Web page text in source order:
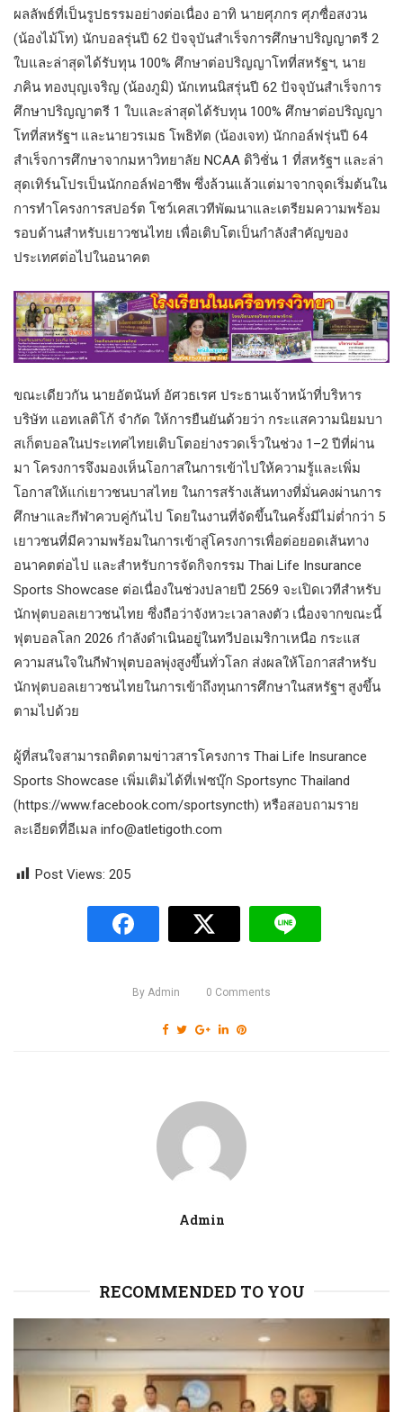
ผลลัพธ์ที่เป็นรูปธรรมอย่างต่อเนื่อง อาทิ นายศุภกร ศุภซื่อสงวน
(น้องไม้โท) นักบอลรุ่นปี 62 ปัจจุบันสำเร็จการศึกษาปริญญาตรี 2
ใบและล่าสุดได้รับทุน 100% ศึกษาต่อปริญญาโทที่สหรัฐฯ, นาย
ภคิน ทองบุญเจริญ (น้องภูมิ) นักเทนนิสรุ่นปี 62 ปัจจุบันสำเร็จการ
ศึกษาปริญญาตรี 1 ใบและล่าสุดได้รับทุน 100% ศึกษาต่อปริญญา
โทที่สหรัฐฯ และนายวรเมธ โพธิทัต (น้องเจท) นักกอล์ฟรุ่นปี 64
สำเร็จการศึกษาจากมหาวิทยาลัย NCAA ดิวิชั่น 1 ที่สหรัฐฯ และล่า
สุดเทิร์นโปรเป็นนักกอล์ฟอาชีพ ซึ่งล้วนแล้วแต่มาจากจุดเริ่มต้นใน
การทำโครงการสปอร์ต โชว์เคสเวทีพัฒนาและเตรียมความพร้อม
รอบด้านสำหรับเยาวชนไทย เพื่อเติบโตเป็นกำลังสำคัญของ
ประเทศต่อไปในอนาคต
ขณะเดียวกัน นายอัตนันท์ อัศวธเรศ ประธานเจ้าหน้าที่บริหาร
บริษัท แอทเลติโก้ จำกัด ให้การยืนยันด้วยว่า กระแสความนิยมบา
สเก็ตบอลในประเทศไทยเติบโตอย่างรวดเร็วในช่วง 1–2 ปีที่ผ่าน
มา โครงการจึงมองเห็นโอกาสในการเข้าไปให้ความรู้และเพิ่ม
โอกาสให้แก่เยาวชนบาสไทย ในการสร้างเส้นทางที่มั่นคงผ่านการ
ศึกษาและกีฬาควบคู่กันไป โดยในงานที่จัดขึ้นในครั้งมีไม่ต่ำกว่า 5
เยาวชนที่มีความพร้อมในการเข้าสู่โครงการเพื่อต่อยอดเส้นทาง
อนาคตต่อไป และสำหรับการจัดกิจกรรม Thai Life Insurance
Sports Showcase ต่อเนื่องในช่วงปลายปี 2569 จะเปิดเวทีสำหรับ
นักฟุตบอลเยาวชนไทย ซึ่งถือว่าจังหวะเวลาลงตัว เนื่องจากขณะนี้
ฟุตบอลโลก 2026 กำลังดำเนินอยู่ในทวีปอเมริกาเหนือ กระแส
ความสนใจในกีฬาฟุตบอลพุ่งสูงขึ้นทั่วโลก ส่งผลให้โอกาสสำหรับ
นักฟุตบอลเยาวชนไทยในการเข้าถึงทุนการศึกษาในสหรัฐฯ สูงขึ้น
ตามไปด้วย
ผู้ที่สนใจสามารถติดตามข่าวสารโครงการ Thai Life Insurance
Sports Showcase เพิ่มเติมได้ที่เฟซบุ๊ก Sportsync Thailand
(https://www.facebook.com/sportsyncth) หรือสอบถามราย
ละเอียดที่อีเมล info@atletigoth.com
Post Views: 205
By Admin 0 Comments
Admin
RECOMMENDED TO YOU